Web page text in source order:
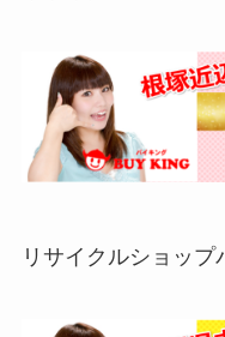
リサイクルショッ